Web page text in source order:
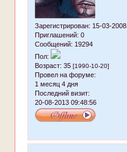
Зарегистрирован: 15-03-2008
Приглашений: 0
Сообщений: 19294
Пол:
Возраст: 35 [1990-10-20]
Провел на форуме:
1 месяц 4 дня
Последний визит:
20-08-2013 09:48:56